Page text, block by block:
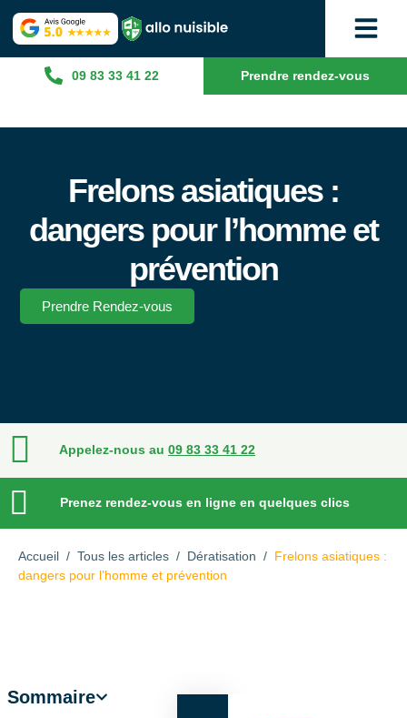
09 83 33 41 22 Prendre rendez-vous
Frelons asiatiques :
dangers pour l’homme et
prévention
Prendre Rendez-vous
Appelez-nous au 09 83 33 41 22
Prenez rendez-vous en ligne en quelques clics
Accueil / Tous les articles / Dératisation / Frelons asiatiques :
dangers pour l’homme et prévention
Sommaire